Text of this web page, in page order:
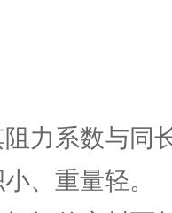
力系数与同
、重量轻。